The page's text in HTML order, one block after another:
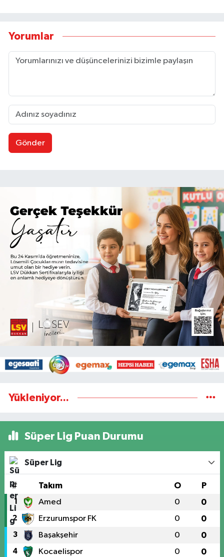
Yorumlar
Gönder
Yükleniyor...
Süper Lig Puan Durumu
Süper Lig
# Takım O P
1 Amed 0 0
2 Erzurumspor FK 0 0
3 Başakşehir 0 0
4 Kocaelispor 0 0